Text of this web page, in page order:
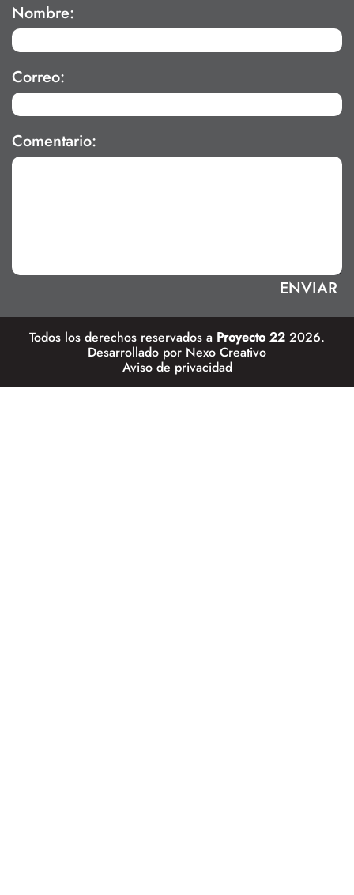
Nombre:
Correo:
Comentario:
Todos los derechos reservados a Proyecto 22 2026.
Desarrollado por Nexo Creativo
Aviso de privacidad